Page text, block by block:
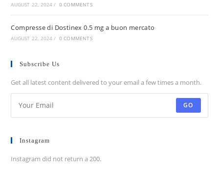
AUGUST 22, 2024 / 0 COMMENTS
Compresse di Dostinex 0.5 mg a buon mercato
AUGUST 22, 2024 / 0 COMMENTS
Subscribe Us
Get all latest content delivered to your email a few times a month.
GO
Instagram
Instagram did not return a 200.